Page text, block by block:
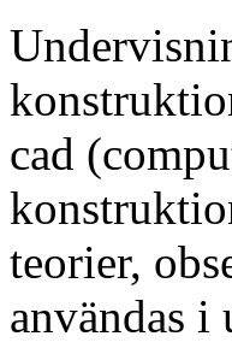
cad
teorier,
användas i